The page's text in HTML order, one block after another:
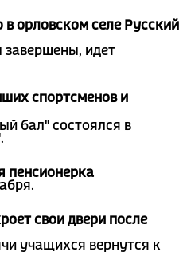
орловском селе Русский
завершены, идет
спортсменов и
бал" состоялся в
пенсионерка
свои двери после
учащихся вернутся к